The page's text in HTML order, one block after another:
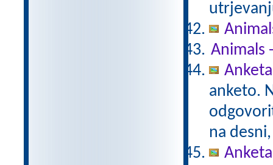
Animals
Anketa
anketo.
na